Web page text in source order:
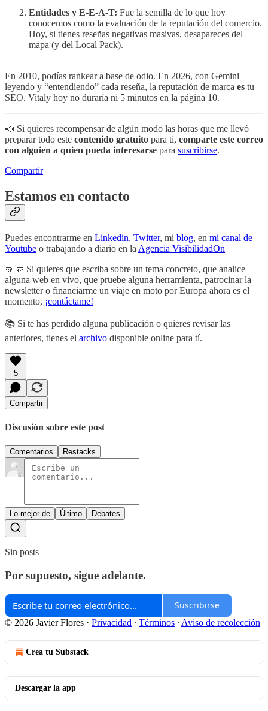
Entidades y E-E-A-T: Fue la semilla de lo que hoy
conocemos como la evaluación de la reputación del comercio.
Hoy, si tienes reseñas negativas masivas, desapareces del
mapa (y del Local Pack).
En 2010, podías rankear a base de odio. En 2026, con Gemini
leyendo y “entendiendo” cada reseña, la reputación de marca es tu
SEO. Vitaly hoy no duraría ni 5 minutos en la página 10.
📣 Si quieres recompensar de algún modo las horas que me llevó
preparar todo este contenido gratuito para ti, comparte este correo
con alguien a quien pueda interesarse para suscribirse.
Compartir
Estamos en contacto
Puedes encontrarme en Linkedin, Twitter, mi blog, en mi canal de
Youtube o trabajando a diario en la Agencia VisibilidadOn
🤜🤛 Si quieres que escriba sobre un tema concreto, que analice
alguna web en vivo, que pruebe alguna herramienta, patrocinar la
newsletter o financiarme un viaje en moto por Europa ahora es el
momento, ¡contáctame!
📚 Si te has perdido alguna publicación o quieres revisar las
anteriores, tienes el archivo disponible online para tí.
5
Compartir
Discusión sobre este post
Comentarios Restacks
Lo mejor de Último Debates
Sin posts
Por supuesto, sigue adelante.
Suscribirse
© 2026 Javier Flores · Privacidad ∙ Términos ∙ Aviso de recolección
Crea tu Substack
Descargar la app